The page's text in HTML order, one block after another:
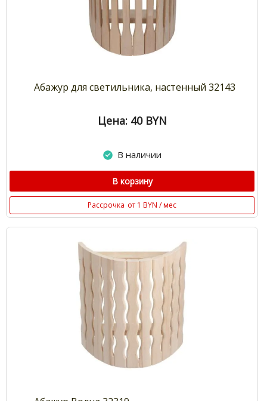
Абажур для светильника, настенный 32143
Цена: 40 BYN
В наличии
В корзину
Рассрочка от 1 BYN / мес